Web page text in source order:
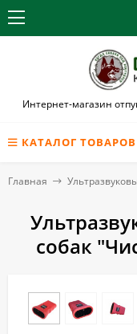
Интернет-магазин
КАТАЛОГ ТОВАРОВ
Главная
собак